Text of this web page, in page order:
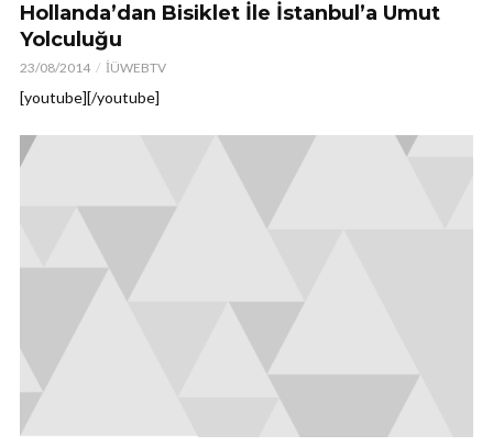
Hollanda’dan Bisiklet İle İstanbul’a Umut
Yolculuğu
23/08/2014 İÜWEBTV
[youtube][/youtube]